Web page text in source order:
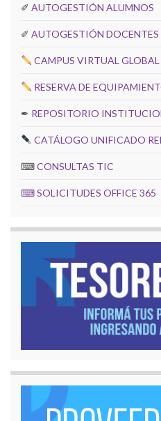
✐ AUTOGESTIÓN ALUMNOS
✐ AUTOGESTIÓN DOCENTES
CAMPUS VIRTUAL GLOBAL
RESERVA DE
✒ REPOSITORIO
CATÁLOGO UNIFICADO
⌨CONSULTAS TIC
⌨SOLICITUDES OFFICE 365